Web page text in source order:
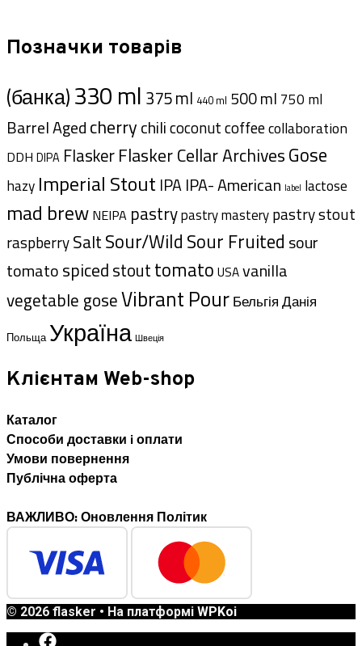
Позначки товарів
(банка)330 ml 375 ml 440 ml 500 ml 750 ml
Barrel Agedcherrychilicoconutcoffeecollaboration
DDH DIPA FlaskerFlasker Cellar ArchivesGose
hazy Imperial Stout IPA IPA- American label lactose
mad brew NEIPA pastrypastry masterypastry stout
raspberrySaltSour/Wild Sour Fruited sour
tomatospicedstouttomato USAvanilla
vegetable goseVibrant PourБельгіяДанія
Польща Україна Швеція
Клієнтам Web-shop
Каталог
Способи доставки i оплати
Умови повернення
Публічна оферта
ВАЖЛИВО: Оновлення Політик
© 2026 flasker • На платформі WPKoi